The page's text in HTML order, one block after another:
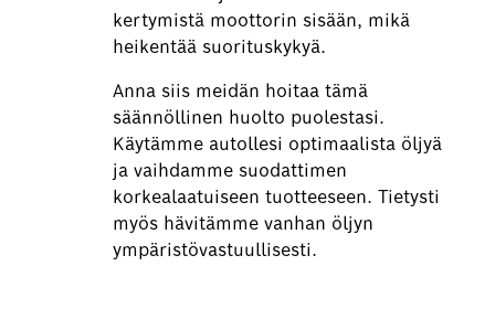
kertymistä moottorin sisään, mikä
heikentää suorituskykyä.
Anna siis meidän hoitaa tämä
säännöllinen huolto puolestasi.
Käytämme autollesi optimaalista öljyä
ja vaihdamme suodattimen
korkealaatuiseen tuotteeseen. Tietysti
myös hävitämme vanhan öljyn
ympäristövastuullisesti.